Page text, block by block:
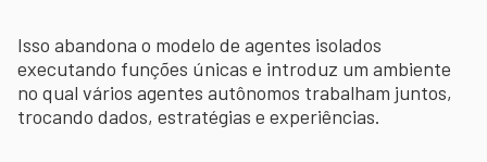
Isso abandona o modelo de agentes isolados
executando funções únicas e introduz um ambiente
no qual vários agentes autônomos trabalham juntos,
trocando dados, estratégias e experiências.